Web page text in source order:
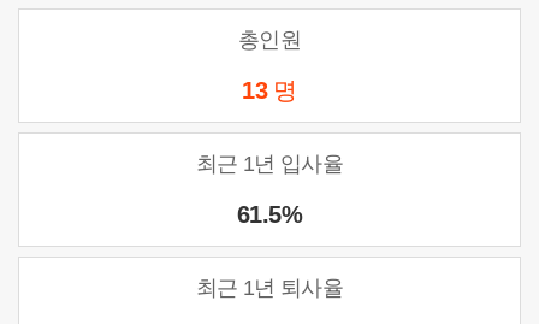
총인원
13 명
최근 1년 입사율
61.5%
최근 1년 퇴사율